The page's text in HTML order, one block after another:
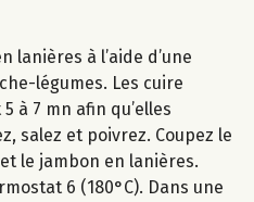
lanières à l’aide d’une
légumes. Les cuire
à 7 mn afin qu’elles
salez et poivrez. Coupez le
le jambon en lanières.
6 (180°C). Dans une